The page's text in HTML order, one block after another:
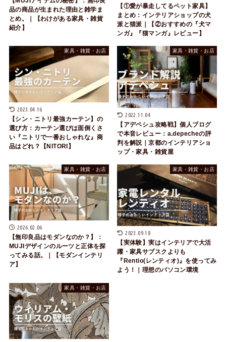
品の商品が生まれた理由と雑学ま
とめ。｜【わけがある家具・雑貨
紹介】
【①愛が暴走してるペット家具】
まとめ：インテリアショップの犬
派と猫派｜【②おすすめの『犬マ
ンガ』『猫マンガ』レビュー】
家具・雑貨・お店
2023.04.16
【シン・ニトリ最強カーテン】の
選び方：カーテン選びは面倒くさ
い『ニトリで一番おしゃれな』商
品はどれ？【NITORI】
家具・雑貨・お店
2022.11.04
【アデペシュ攻略戦】個人ブログ
で本音レビュー：a.depecheの評
判を解説｜京都のインテリアショ
ップ・家具・雑貨屋
家具・雑貨・お店
2026.02.06
【無印良品はモダンなのか？】：
MUJIデザインのルーツと正体を探
ってみる話。｜【モダンインテリ
ア】
家具・雑貨・お店
2023.09.18
【実体験】実はインテリアで大活
躍・家具サブスクよりも
『Rentio(レンティオ)』を使ってみ
よう！｜理想のパソコン環境
家具・雑貨・お店